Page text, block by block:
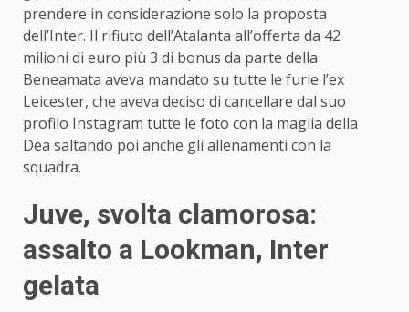
prendere in considerazione solo la proposta
dell’Inter. Il rifiuto dell’Atalanta all’offerta da 42
milioni di euro più 3 di bonus da parte della
Beneamata aveva mandato su tutte le furie l’ex
Leicester, che aveva deciso di cancellare dal suo
profilo Instagram tutte le foto con la maglia della
Dea saltando poi anche gli allenamenti con la
squadra.
Juve, svolta clamorosa:
assalto a Lookman, Inter
gelata